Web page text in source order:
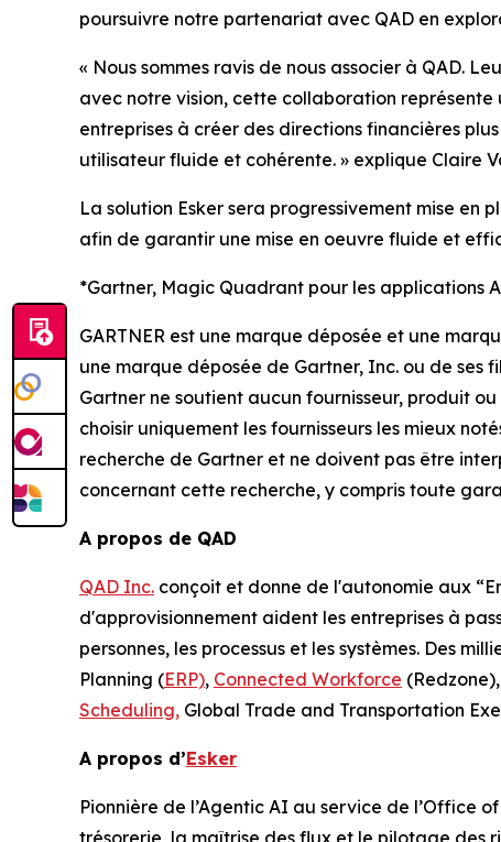
poursuivre notre partenariat avec QAD en
« Nous sommes ravis de nous associer à QAD.
avec notre vision, cette collaboration
entreprises à créer des directions financières
utilisateur fluide et cohérente. » explique Claire
La solution Esker sera progressivement mise en
afin de garantir une mise en oeuvre fluide et
*Gartner, Magic Quadrant pour les applications
GARTNER est une marque déposée et une
une marque déposée de Gartner, Inc. ou de ses
Gartner ne soutient aucun fournisseur, produit
choisir uniquement les fournisseurs les mieux
recherche de Gartner et ne doivent pas être
concernant cette recherche, y compris toute
A propos de QAD
QAD Inc. conçoit et donne de l'autonomie aux
d'approvisionnement aident les entreprises à
personnes, les processus et les systèmes. Des
Planning (ERP), Connected Workforce (Redzone),
Scheduling, Global Trade and Transportation
A propos d’Esker
Pionnière de l’Agentic AI au service de l’Office
trésorerie, la maîtrise des flux et le pilotage des